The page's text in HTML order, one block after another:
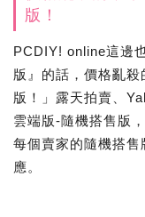
版！
PCDIY! online這邊
版』的話，價格亂
版！」露天拍賣、
雲端版-隨機搭售版
每個賣家的隨機搭
應。